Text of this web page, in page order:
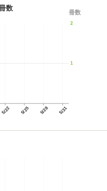
5/22 5/25 5/28 5/31
1
2
冊数
数